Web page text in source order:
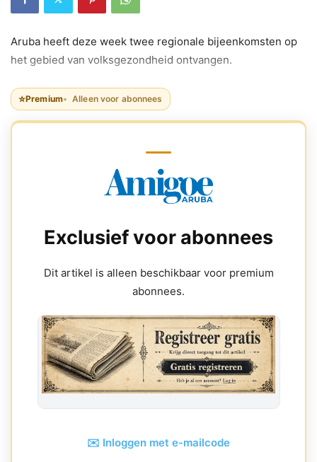
Aruba heeft deze week twee regionale bijeenkomsten op
het gebied van volksgezondheid ontvangen.
⭐Premium Alleen voor abonnees
Exclusief voor abonnees
Dit artikel is alleen beschikbaar voor premium
abonnees.
✉️ Inloggen met e-mailcode